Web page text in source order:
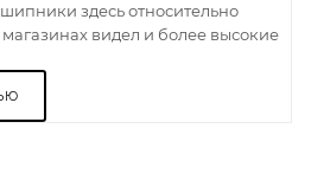
здесь относительно
магазинах видел и более высокие